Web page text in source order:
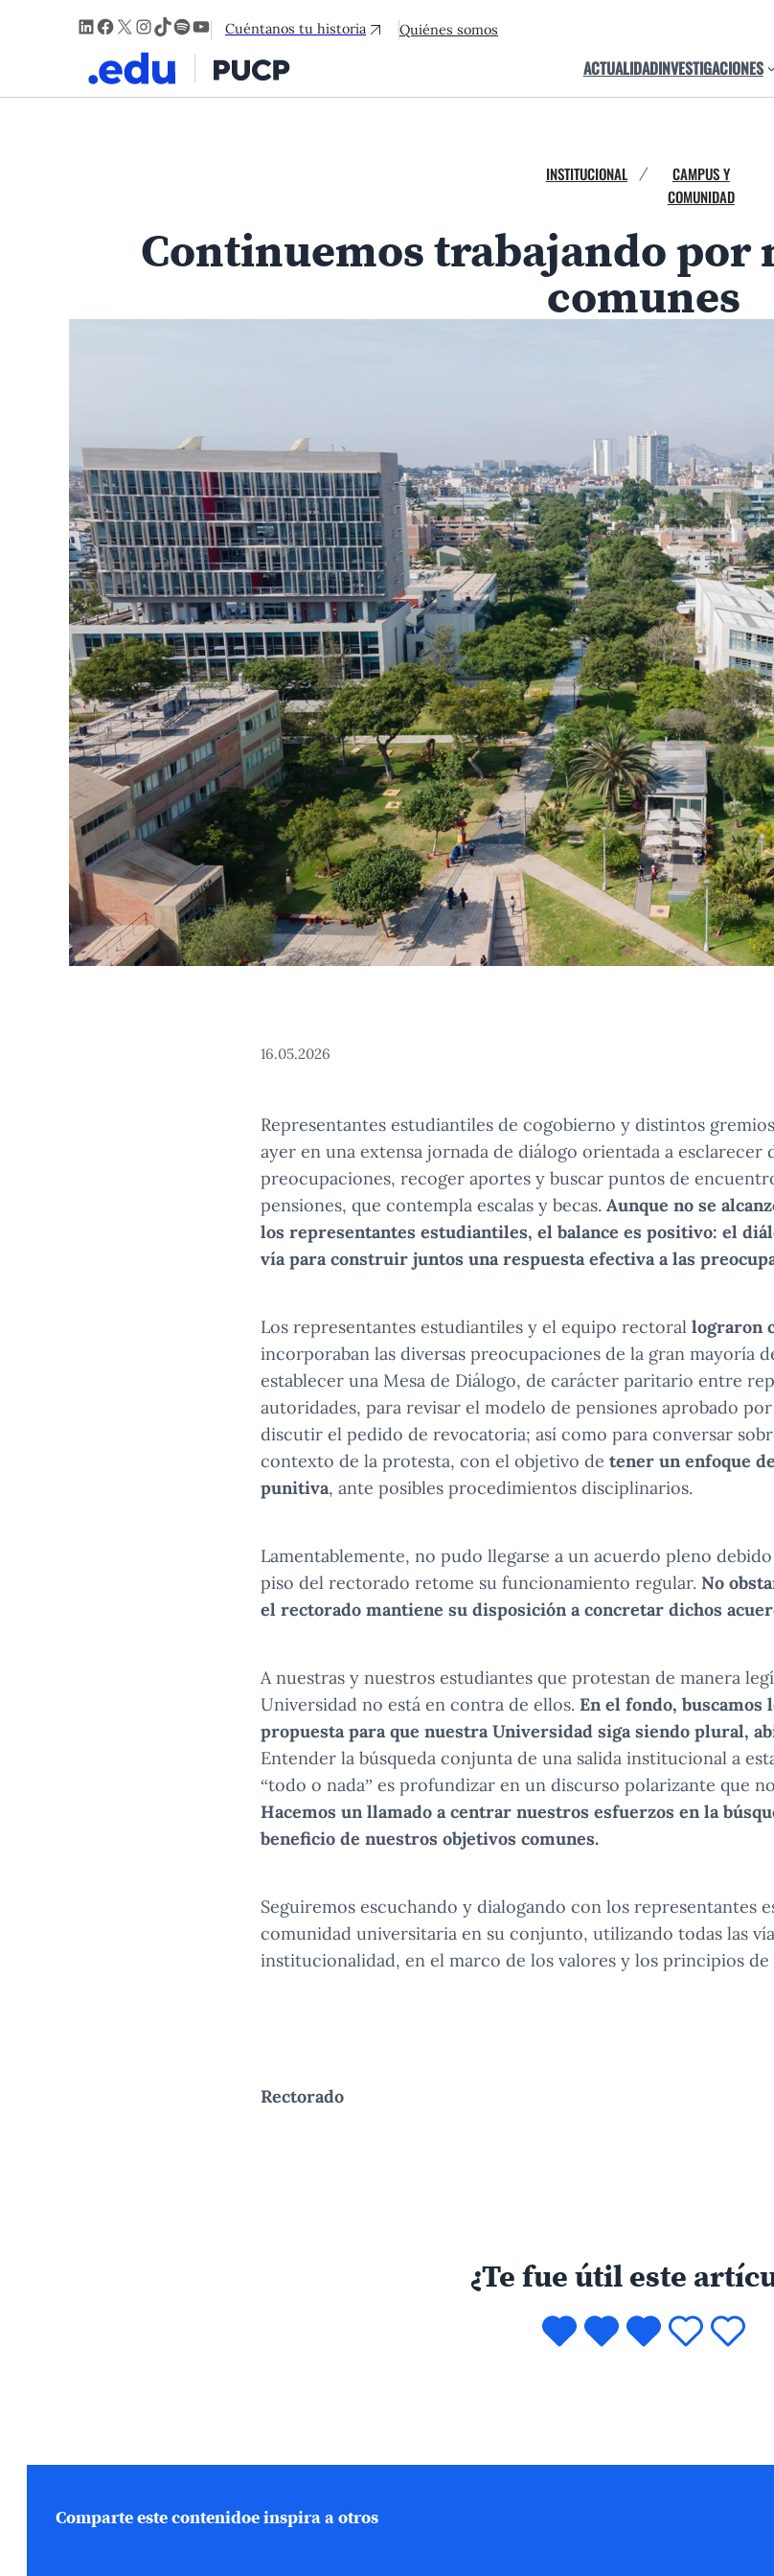
LinkedIn
Facebook
X Instagram
TikTok
Spotify
YouTube
Cuéntanos tu historia Quiénes somos
ACTUALIDADINVESTIGACIONES
INSTITUCIONAL /
CAMPUS Y
COMUNIDAD
Continuemos trabajando por
comunes
16.05.2026
Representantes estudiantiles de cogobierno y distintos
ayer en una extensa jornada de diálogo orientada a esclarecer
preocupaciones, recoger aportes y buscar puntos de
pensiones, que contempla escalas y becas. Aunque no se
los representantes estudiantiles, el balance es positivo: el
vía para construir juntos una respuesta efectiva a las
Los representantes estudiantiles y el equipo rectoral lograron
incorporaban las diversas preocupaciones de la gran mayoría
establecer una Mesa de Diálogo, de carácter paritario entre
autoridades, para revisar el modelo de pensiones aprobado
discutir el pedido de revocatoria; así como para conversar
contexto de la protesta, con el objetivo de tener un enfoque
punitiva, ante posibles procedimientos disciplinarios.
Lamentablemente, no pudo llegarse a un acuerdo pleno
piso del rectorado retome su funcionamiento regular. No
el rectorado mantiene su disposición a concretar dichos
A nuestras y nuestros estudiantes que protestan de manera
Universidad no está en contra de ellos. En el fondo, buscamos
propuesta para que nuestra Universidad siga siendo plural,
Entender la búsqueda conjunta de una salida institucional a
“todo o nada” es profundizar en un discurso polarizante que
Hacemos un llamado a centrar nuestros esfuerzos en la
beneficio de nuestros objetivos comunes.
Seguiremos escuchando y dialogando con los representantes
comunidad universitaria en su conjunto, utilizando todas las
institucionalidad, en el marco de los valores y los principios
Rectorado
¿Te fue útil este
Comparte este contenidoe inspira a otros